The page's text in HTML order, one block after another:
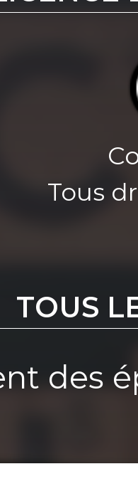
Tous
TOUS
des